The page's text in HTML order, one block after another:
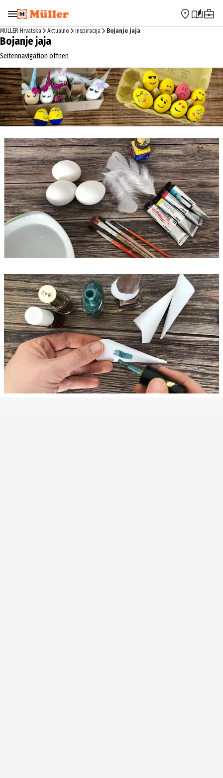
Preskoči na navigaciju Preskoči na glavni sadržaj
MÜLLER Hrvatska Aktualno Inspiracija Bojanje jaja
Bojanje jaja
Seitennavigation öffnen